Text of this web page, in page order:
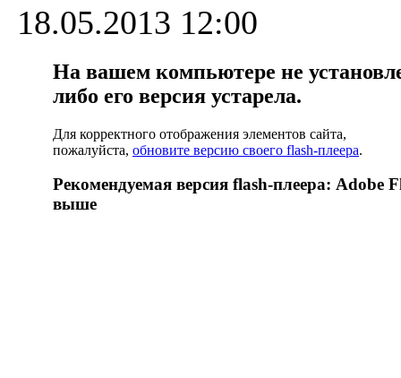
18.05.2013 12:00
На вашем компьютере не
либо его версия устарела.
Для корректного отображения элементов сайта,
пожалуйста, обновите версию своего flash-плеера.
Рекомендуемая версия flash-плеера: Adobe
выше